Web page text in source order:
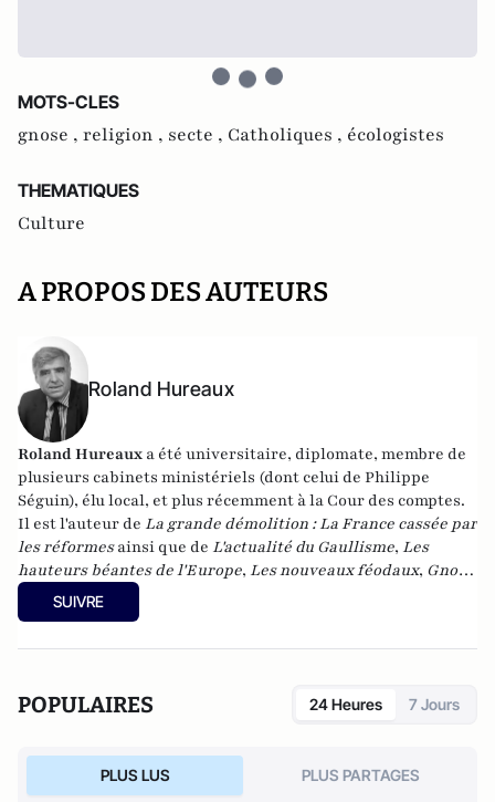
MOTS-CLES
gnose , religion , secte , Catholiques , écologistes
THEMATIQUES
Culture
A PROPOS DES AUTEURS
Roland Hureaux
Roland Hureaux a été universitaire, diplomate, membre de
plusieurs cabinets ministériels (dont celui de Philippe
Séguin), élu local, et plus récemment à la Cour des comptes.
Il est l'auteur de La grande démolition : La France cassée par
les réformes ainsi que de L'actualité du Gaullisme, Les
hauteurs béantes de l'Europe, Les nouveaux féodaux, Gnose
et gnostiques des origines à nos jours
SUIVRE
POPULAIRES 24 Heures 7 Jours
PLUS LUS PLUS PARTAGES